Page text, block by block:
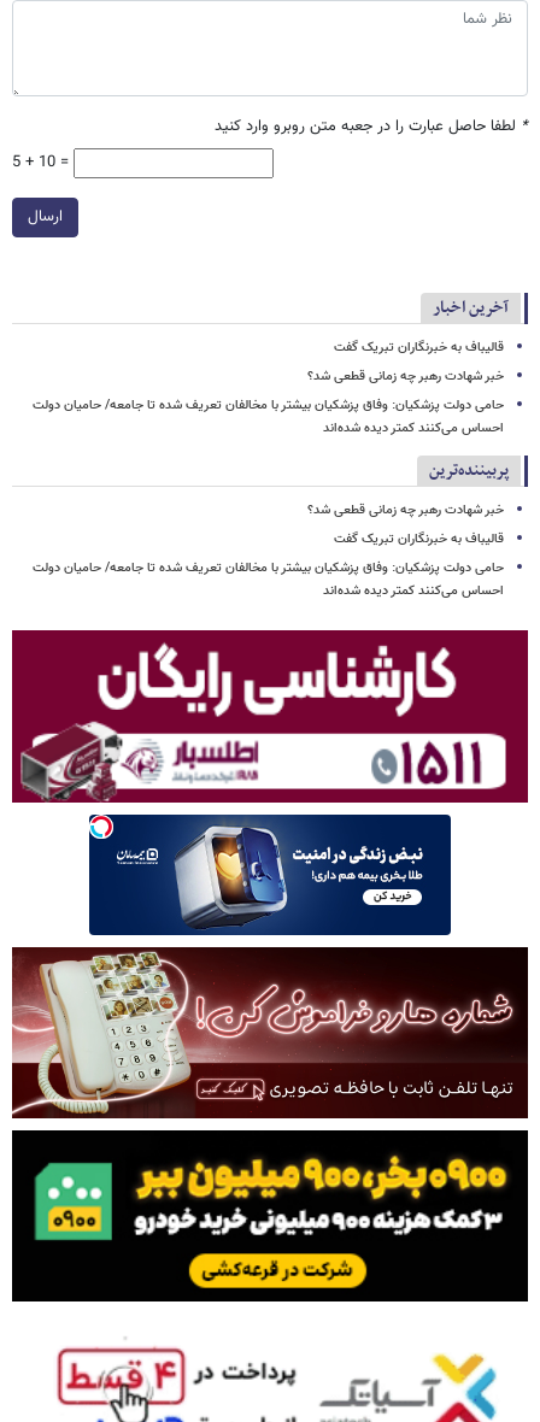
* لطفا حاصل عبارت را در جعبه متن روبرو وارد کنید
5 + 10 =
ارسال
آخرین اخبار
قالیباف به خبرنگاران تبریک گفت
خبر شهادت رهبر چه زمانی قطعی شد؟
حامی دولت پزشکیان: وفاق پزشکیان بیشتر با مخالفان تعریف شده تا جامعه/ حامیان دولت
احساس می‌کنند کمتر دیده شده‌اند
پربیننده‌ترین
خبر شهادت رهبر چه زمانی قطعی شد؟
قالیباف به خبرنگاران تبریک گفت
حامی دولت پزشکیان: وفاق پزشکیان بیشتر با مخالفان تعریف شده تا جامعه/ حامیان دولت
احساس می‌کنند کمتر دیده شده‌اند